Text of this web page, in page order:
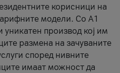
корисници на
модели. Со A1
уникатен производ кој им
размена на зачуваните
според нивните
имаат можност да